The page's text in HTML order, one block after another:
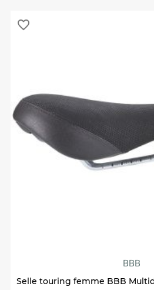
BBB
Selle touring femme BBB
favorite_border